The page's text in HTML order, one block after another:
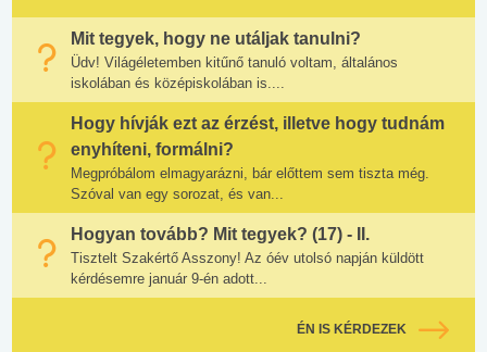
Mit tegyek, hogy ne utáljak tanulni?
Üdv! Világéletemben kitűnő tanuló voltam, általános
iskolában és középiskolában is....
Hogy hívják ezt az érzést, illetve hogy tudnám
enyhíteni, formálni?
Megpróbálom elmagyarázni, bár előttem sem tiszta még.
Szóval van egy sorozat, és van...
Hogyan tovább? Mit tegyek? (17) - II.
Tisztelt Szakértő Asszony! Az óév utolsó napján küldött
kérdésemre január 9-én adott...
ÉN IS KÉRDEZEK